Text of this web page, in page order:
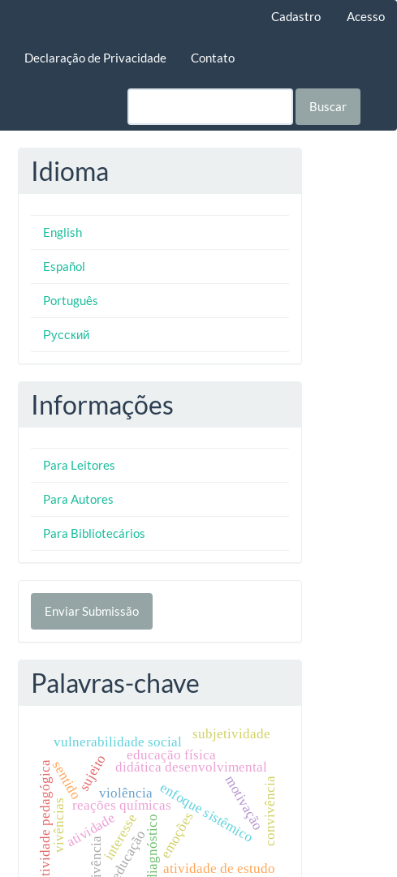
Cadastro Acesso
Declaração de Privacidade Contato
Buscar
Idioma
English
Español
Português
Русский
Informações
Para Leitores
Para Autores
Para Bibliotecários
Enviar
Submissão
Enviar Submissão
Palavras-chave
enfoque sistêmico
diagnóstico
reações químicas
didática desenvolvimental
educação física
vulnerabilidade social
atividade de estudo
sujeito
motivação
interesse
sentido
emoções
atividadeeducação
atividade pedagógicavivências convivência
vivência
violência
subjetividade